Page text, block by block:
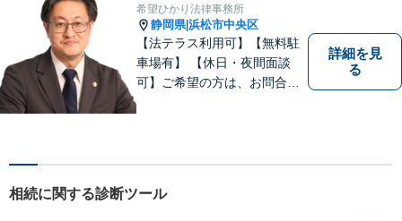
希望ひかり法律事務所
静岡県|浜松市中央区
【法テラス利用可】【無料駐
車場有】 【休日・夜間面談
可】ご希望の方は、お問合せ
詳細を見
る
相続に関する診断ツール